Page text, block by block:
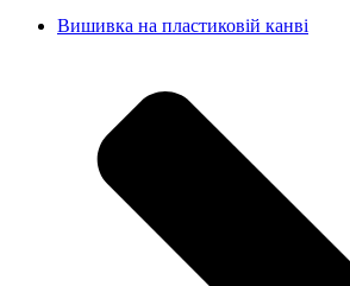
Вишивка на пластиковій канві